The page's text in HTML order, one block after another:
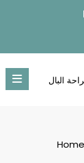
البال
Home